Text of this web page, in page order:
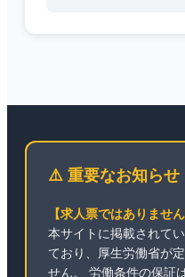
⚠️ 重要なお知らせ
【求人票ではありません
本サイトに掲載されて
ており、厚生労働省が
せん。 労働条件の保証